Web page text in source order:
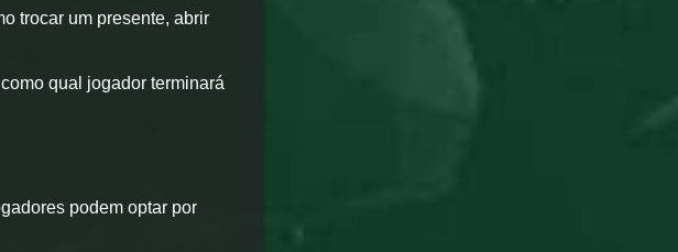
trocar um presente, abrir
qual jogador terminará
podem optar por